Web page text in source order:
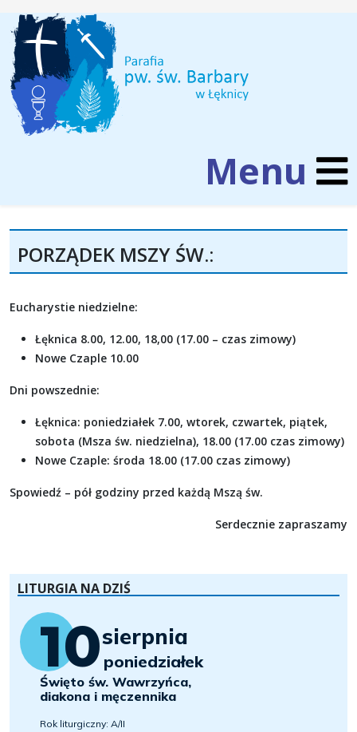
PORZĄDEK MSZY ŚW.:
Eucharystie niedzielne:
Łęknica 8.00, 12.00, 18,00 (17.00 – czas zimowy)
Nowe Czaple 10.00
Dni powszednie:
Łęknica: poniedziałek 7.00, wtorek, czwartek, piątek,
sobota (Msza św. niedzielna), 18.00 (17.00 czas zimowy)
Nowe Czaple: środa 18.00 (17.00 czas zimowy)
Spowiedź – pół godziny przed każdą Mszą św.
Serdecznie zapraszamy
LITURGIA NA DZIŚ